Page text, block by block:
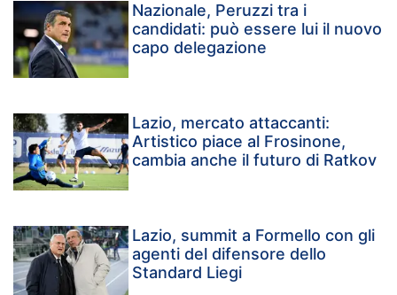
Nazionale, Peruzzi tra i
candidati: può essere lui il nuovo
capo delegazione
Lazio, mercato attaccanti:
Artistico piace al Frosinone,
cambia anche il futuro di Ratkov
Lazio, summit a Formello con gli
agenti del difensore dello
Standard Liegi